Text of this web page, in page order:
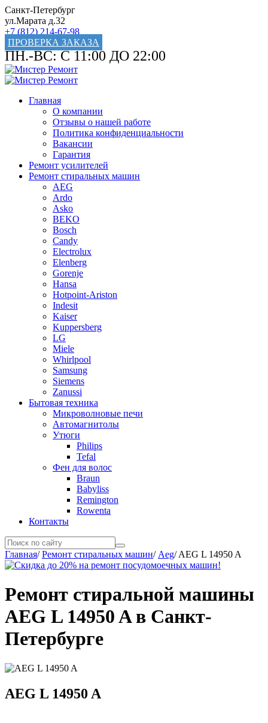
Санкт-Петербург
ул.Марата д.32
+7 (812) 214-67-98
ПРОВЕРКА ЗАКАЗА
ПН.-ВС: С 11:00 ДО 22:00
Главная
О компании
Отзывы о нашей работе
Политика конфиденциальности
Вакансии
Гарантия
Ремонт усилителей
Ремонт стиральных машин
AEG
Ardo
Asko
BEKO
Bosch
Candy
Electrolux
Elenberg
Gorenje
Hansa
Hotpoint-Ariston
Indesit
Kaiser
Kuppersberg
LG
Miele
Whirlpool
Samsung
Siemens
Zanussi
Бытовая техника
Микроволновые печи
Автомагнитолы
Утюги
Philips
Tefal
Фен для волос
Braun
Babyliss
Remington
Rowenta
Контакты
Главная/Ремонт стиральных машин/ Aeg/AEG L 14950 A
Ремонт стиральной машины
AEG L 14950 A в Санкт-
Петербурге
AEG L 14950 A